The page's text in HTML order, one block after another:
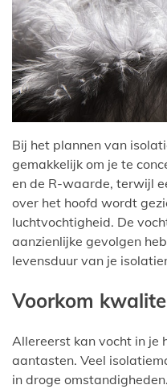
Bij het plannen van
gemakkelijk om je te
en de R-waarde, terwijl
over het hoofd wordt
luchtvochtigheid. De
aanzienlijke gevolgen
levensduur van je
Voorkom
Allereerst kan vocht in je
aantasten. Veel
in droge